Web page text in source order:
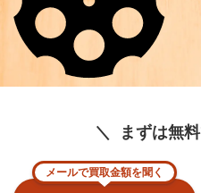
まずは無
メールで買取金額を聞く